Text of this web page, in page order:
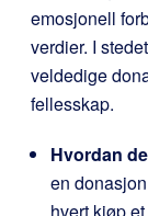
emosjonell
verdier. I
veldedige
fellesskap.
Hvordan
en